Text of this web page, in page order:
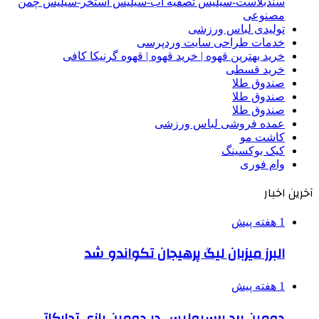
مصنوعی
تولیدی لباس ورزشی
خدمات طراحی سایت وردپرسی
خرید بهترین قهوه | خرید قهوه | قهوه گرنیکا کافی
خرید قسطی
صندوق طلا
صندوق طلا
صندوق طلا
عمده فروشی لباس ورزشی
کاشت مو
کیک بوکسینگ
وام فوری
آخرین اخبار
1 هفته پیش
البرز میزبان لیگ پرهیجان تکواندو شد
1 هفته پیش